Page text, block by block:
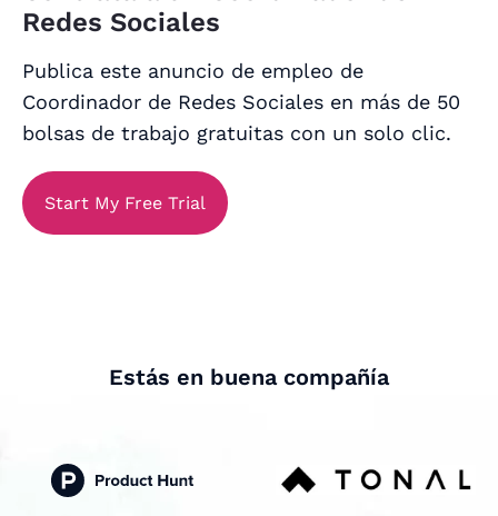
Redes Sociales
Publica este anuncio de empleo de
Coordinador de Redes Sociales en más de 50
bolsas de trabajo gratuitas con un solo clic.
Start My Free Trial
Estás en buena compañía